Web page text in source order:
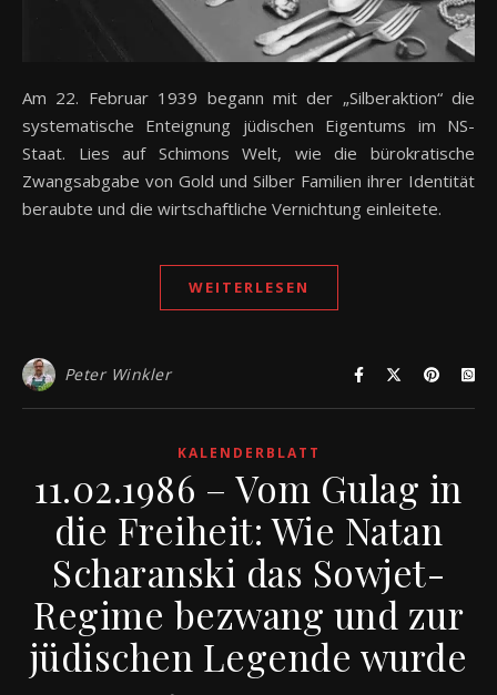
Am 22. Februar 1939 begann mit der „Silberaktion“ die
systematische Enteignung jüdischen Eigentums im NS-
Staat. Lies auf Schimons Welt, wie die bürokratische
Zwangsabgabe von Gold und Silber Familien ihrer Identität
beraubte und die wirtschaftliche Vernichtung einleitete.
WEITERLESEN
Peter Winkler
KALENDERBLATT
11.02.1986 – Vom Gulag in
die Freiheit: Wie Natan
Scharanski das Sowjet-
Regime bezwang und zur
jüdischen Legende wurde